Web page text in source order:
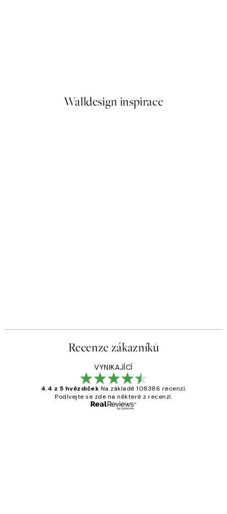
Walldesign inspirace
Recenze zákazníků
VYNIKAJÍCÍ
4.4 z 5 hvězdiček Na základě 108386 recenzí.
Podívejte se zde na některé z recenzí.